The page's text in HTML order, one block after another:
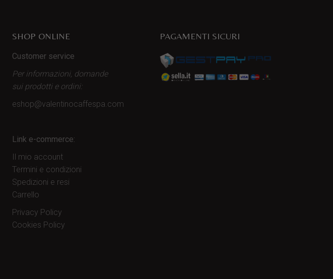
SHOP ONLINE
Customer service
Per informazioni, domande
sui prodotti e ordini:
eshop@valentinocaffespa.com
Link e-commerce:
Il mio account
Termini e condizioni
Spedizioni e resi
Carrello
Privacy Policy
Cookies Policy
PAGAMENTI SICURI